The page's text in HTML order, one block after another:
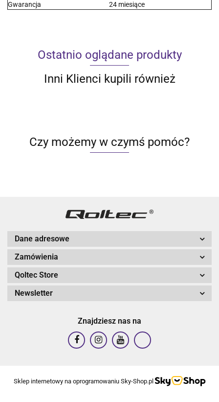
Gwarancja
24 miesiące
Ostatnio oglądane produkty
Inni Klienci kupili również
Czy możemy w czymś pomóc?
Dane adresowe
Zamówienia
Qoltec Store
Newsletter
Znajdziesz nas na
Sklep internetowy na oprogramowaniu Sky-Shop.pl